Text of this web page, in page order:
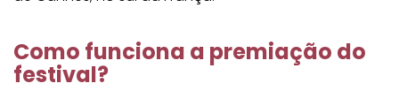
Como funciona a premiação do
festival?